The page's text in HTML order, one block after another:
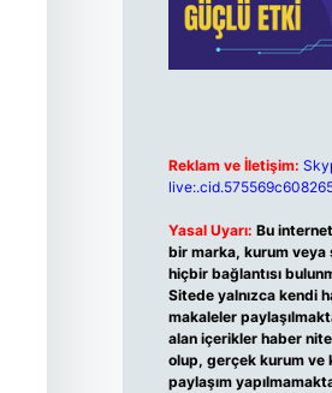
Reklam ve İletişim:
Yasal Uyarı: Bu
bir marka, kurum veya
hiçbir bağlantısı
Sitede yalnızca kendi
makaleler
alan içerikler haber
olup, gerçek kurum ve
paylaşım